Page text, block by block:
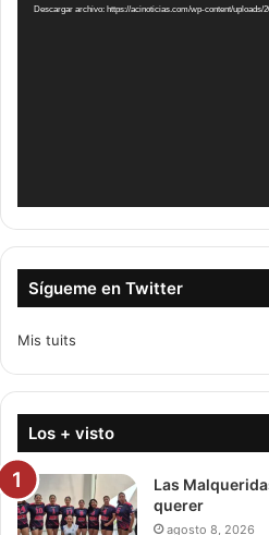
vídeo
Descargar archivo: https://acinoticias.com/wp-content/uploads/
Sígueme en Twitter
Mis tuits
Los + visto
Las
querer
agosto 8, 2026